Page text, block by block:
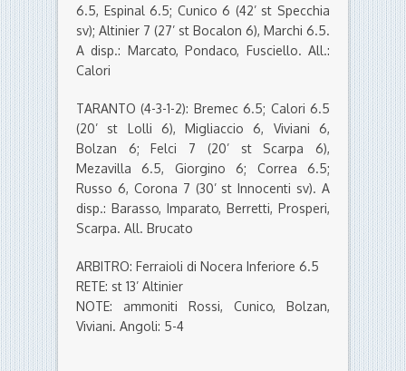
6.5, Espinal 6.5; Cunico 6 (42’ st Specchia
sv); Altinier 7 (27’ st Bocalon 6), Marchi 6.5.
A disp.: Marcato, Pondaco, Fusciello. All.:
Calori
TARANTO (4-3-1-2): Bremec 6.5; Calori 6.5
(20’ st Lolli 6), Migliaccio 6, Viviani 6,
Bolzan 6; Felci 7 (20’ st Scarpa 6),
Mezavilla 6.5, Giorgino 6; Correa 6.5;
Russo 6, Corona 7 (30’ st Innocenti sv). A
disp.: Barasso, Imparato, Berretti, Prosperi,
Scarpa. All. Brucato
ARBITRO: Ferraioli di Nocera Inferiore 6.5
RETE: st 13’ Altinier
NOTE: ammoniti Rossi, Cunico, Bolzan,
Viviani. Angoli: 5-4